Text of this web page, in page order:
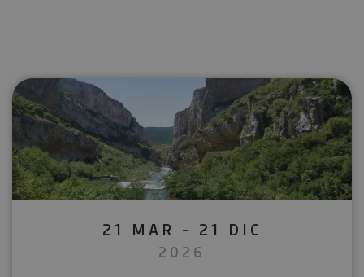
21 MAR - 21 DIC
2026